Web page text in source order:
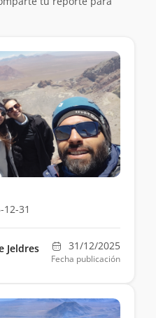
12-31
Jeldres 31/12/2025
Fecha publicación